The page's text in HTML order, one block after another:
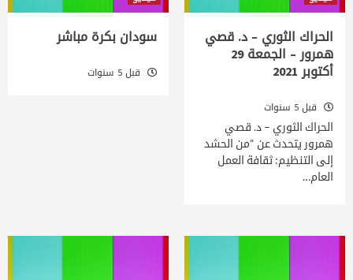
الحراك الثوري – د. قصي
همرور – الجمعة 29
أكتوبر 2021
قبل 5 سنوات
الحراك الثوري – د. قصي
همرور يتحدث عن “من الحشد
إلى التنظيم: ثقافة العمل
العام…
سودان بكرة مباشر
قبل 5 سنوات